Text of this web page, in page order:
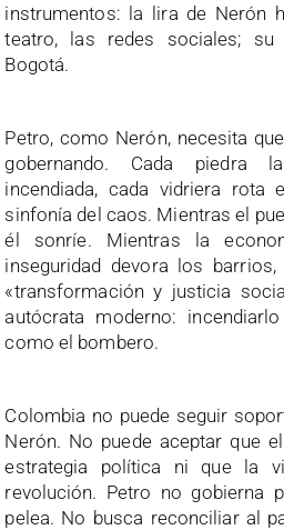
instrumentos: la lira de Nerón
teatro, las redes sociales;
Bogotá.
Petro, como Nerón, necesita
gobernando. Cada piedra
incendiada, cada vidriera
sinfonía del caos. Mientras el
él sonríe. Mientras la
inseguridad devora los
«transformación y justicia
autócrata moderno:
como el bombero.
Colombia no puede seguir
Nerón. No puede aceptar que
estrategia política ni que la
revolución. Petro no gobierna
pelea. No busca reconciliar al